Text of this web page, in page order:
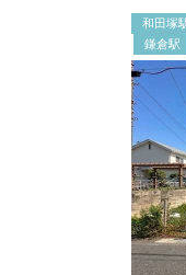
和田塚
鎌倉駅